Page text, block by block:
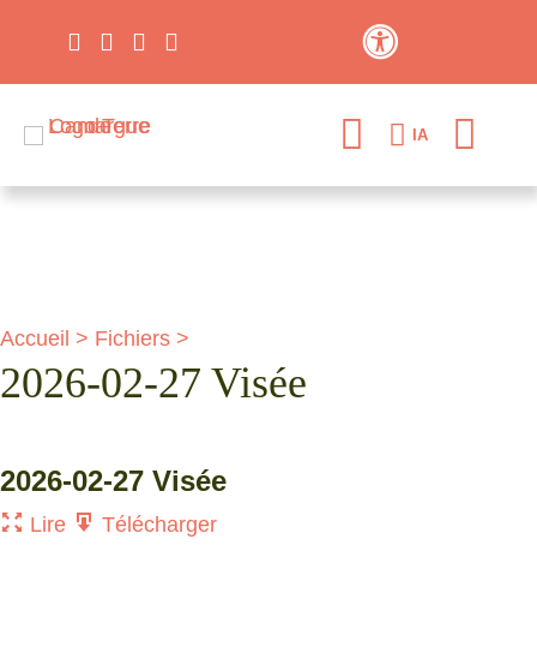
IA
Accueil > Fichiers >
2026-02-27 Visée
2026-02-27 Visée
Lire Télécharger